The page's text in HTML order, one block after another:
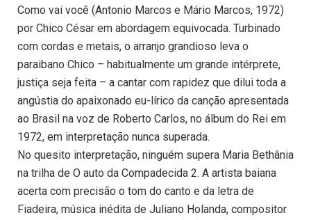
Como vai você (Antonio Marcos e Mário Marcos, 1972)
por Chico César em abordagem equivocada. Turbinado
com cordas e metais, o arranjo grandioso leva o
paraibano Chico – habitualmente um grande intérprete,
justiça seja feita – a cantar com rapidez que dilui toda a
angústia do apaixonado eu-lírico da canção apresentada
ao Brasil na voz de Roberto Carlos, no álbum do Rei em
1972, em interpretação nunca superada.
No quesito interpretação, ninguém supera Maria Bethânia
na trilha de O auto da Compadecida 2. A artista baiana
acerta com precisão o tom do canto e da letra de
Fiadeira, música inédita de Juliano Holanda, compositor